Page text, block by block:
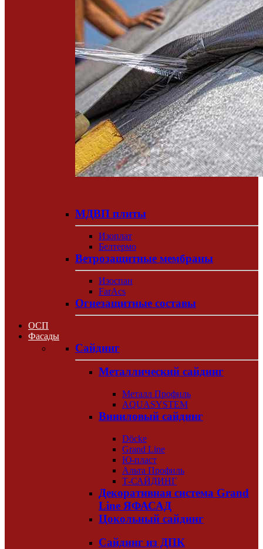
МДВП плиты
Изоплат
Белтермо
Ветрозащитные мембраны
Изоспан
FarAcs
Огнезащитные составы
ОСП
Фасады
Сайдинг
Металлический сайдинг
Металл Профиль
AQUASYSTEM
Виниловый сайдинг
Döcke
Grand Line
Ю-пласт
Альта Профиль
Т-САЙДИНГ
Декоративная система Grand
Line ЯФАСАД
Цокольный сайдинг
Сайдинг из ДПК